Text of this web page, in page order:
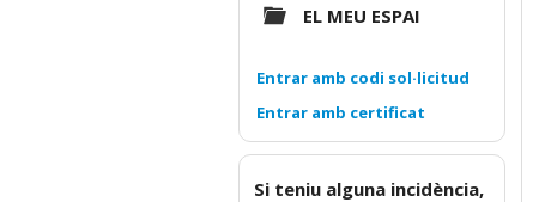
EL MEU ESPAI
Entrar amb codi sol·licitud
Si teniu alguna incidència,